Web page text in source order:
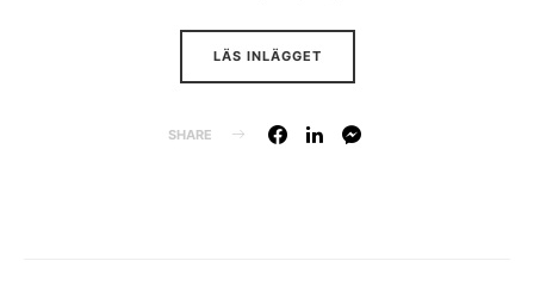
LÄS INLÄGGET
SHARE